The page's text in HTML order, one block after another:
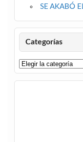
SE AKABÓ
Categorías
Categorías